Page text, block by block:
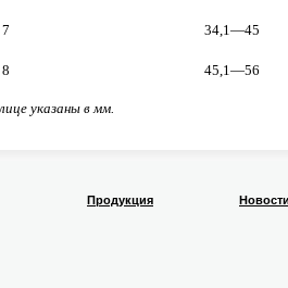
7 34,1—45
8 45,1—56
указаны в мм.
Продукция